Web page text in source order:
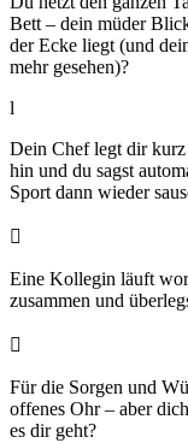
Bett – dein müder
der Ecke liegt (und
mehr gesehen)?
l
Dein Chef legt dir
hin und du sagst
Sport dann wieder

Eine Kollegin läuft
zusammen und

Für die Sorgen und
offenes Ohr – aber
es dir geht?